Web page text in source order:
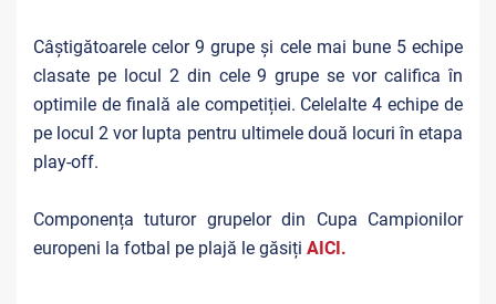
Câștigătoarele celor 9 grupe și cele mai bune 5 echipe
clasate pe locul 2 din cele 9 grupe se vor califica în
optimile de finală ale competiției. Celelalte 4 echipe de
pe locul 2 vor lupta pentru ultimele două locuri în etapa
play-off.
Componența tuturor grupelor din Cupa Campionilor
europeni la fotbal pe plajă le găsiți AICI.